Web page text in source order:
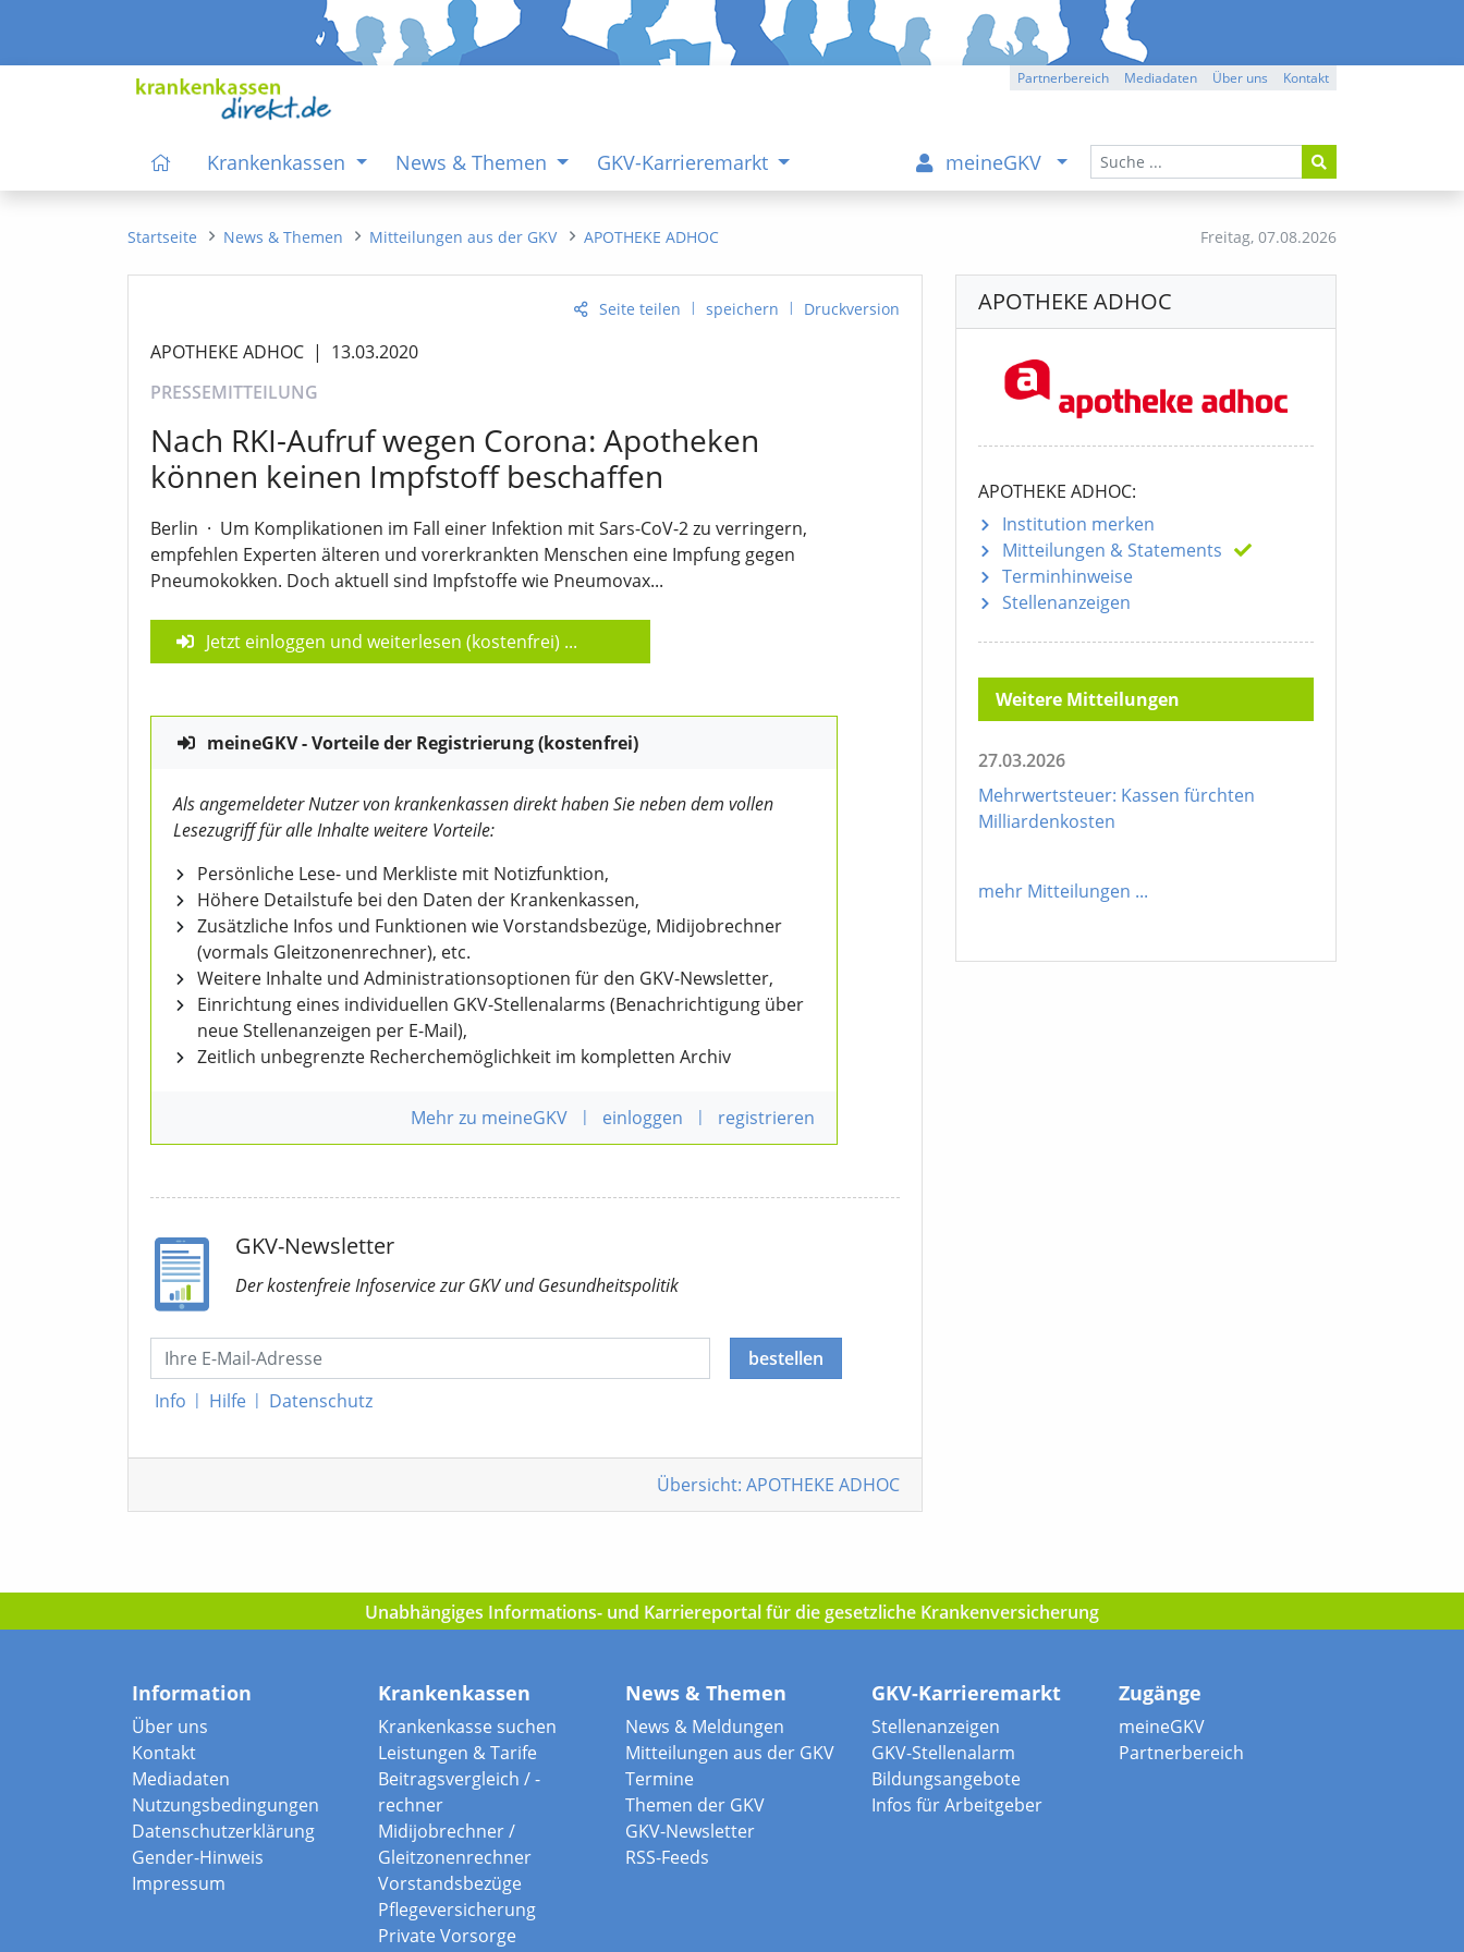
Partnerbereich Mediadaten Über uns Kontakt
Krankenkassen News & Themen GKV-Karrieremarkt meineGKV
Freitag, 07.08.2026
Startseite News & Themen Mitteilungen aus der GKV APOTHEKE ADHOC
Seite teilen | speichern | Druckversion
APOTHEKE ADHOC | 13.03.2020
PRESSEMITTEILUNG
Nach RKI-Aufruf wegen Corona: Apotheken
können keinen Impfstoff beschaffen
Berlin · Um Komplikationen im Fall einer Infektion mit Sars-CoV-2 zu verringern,
empfehlen Experten älteren und vorerkrankten Menschen eine Impfung gegen
Pneumokokken. Doch aktuell sind Impfstoffe wie Pneumovax...
Jetzt einloggen und weiterlesen (kostenfrei) ...
meineGKV - Vorteile der Registrierung (kostenfrei)
Als angemeldeter Nutzer von krankenkassen direkt haben Sie neben dem vollen
Lesezugriff für alle Inhalte weitere Vorteile:
Persönliche Lese- und Merkliste mit Notizfunktion,
Höhere Detailstufe bei den Daten der Krankenkassen,
Zusätzliche Infos und Funktionen wie Vorstandsbezüge, Midijobrechner
(vormals Gleitzonenrechner), etc.
Weitere Inhalte und Administrationsoptionen für den GKV-Newsletter,
Einrichtung eines individuellen GKV-Stellenalarms (Benachrichtigung über
neue Stellenanzeigen per E-Mail),
Zeitlich unbegrenzte Recherchemöglichkeit im kompletten Archiv
Mehr zu meineGKV | einloggen | registrieren
GKV-Newsletter
Der kostenfreie Infoservicezur GKVund Gesundheitspolitik
Info | Hilfe | Datenschutz
bestellen
Übersicht: APOTHEKE ADHOC
APOTHEKE ADHOC
APOTHEKE ADHOC:
Institution merken
Mitteilungen & Statements
Terminhinweise
Stellenanzeigen
Weitere Mitteilungen
27.03.2026
Mehrwertsteuer: Kassen fürchten
Milliardenkosten
mehr Mitteilungen ...
Unabhängiges Informations- und Karriereportal für die gesetzliche Krankenversicherung
Information
Über uns
Kontakt
Mediadaten
Nutzungsbedingungen
Datenschutzerklärung
Gender-Hinweis
Impressum
Krankenkassen
Krankenkasse suchen
Leistungen & Tarife
Beitragsvergleich / -
rechner
Midijobrechner /
Gleitzonenrechner
Vorstandsbezüge
Pflegeversicherung
Private Vorsorge
News & Themen
News & Meldungen
Mitteilungen aus der GKV
Termine
Themen der GKV
GKV-Newsletter
RSS-Feeds
GKV-Karrieremarkt
Stellenanzeigen
GKV-Stellenalarm
Bildungsangebote
Infos für Arbeitgeber
Zugänge
meineGKV
Partnerbereich